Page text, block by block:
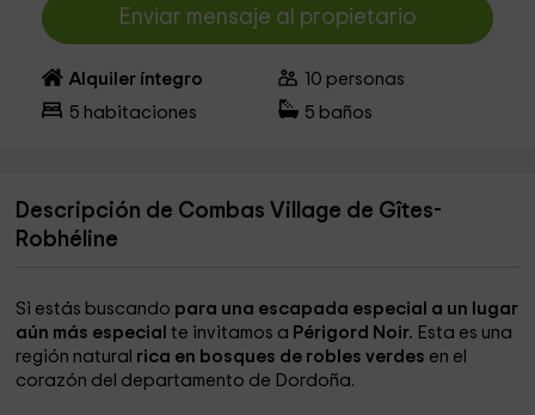
Enviar mensaje al propietario
Alquiler íntegro 10 personas
5 habitaciones 5 baños
Descripción de Combas Village de Gîtes-
Robhéline
Si estás buscando para una escapada especial a un lugar
aún más especialte invitamos a Périgord Noir. Esta es una
región natural rica en bosques de robles verdes en el
corazón del departamento de Dordoña.